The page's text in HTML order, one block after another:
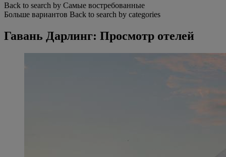
Back to search by Самые востребованные
Больше вариантов Back to search by categories
Гавань Дарлинг: Просмотр отелей